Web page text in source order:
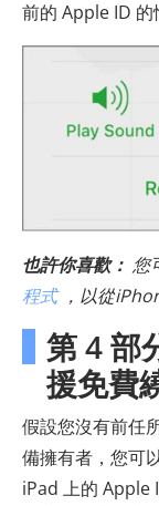
前的 Apple ID 的
也許你喜歡： 您
程式，以從
第 4 部
援免費
假設您沒有前任
備擁有者，您可
iPad 上的 Apple